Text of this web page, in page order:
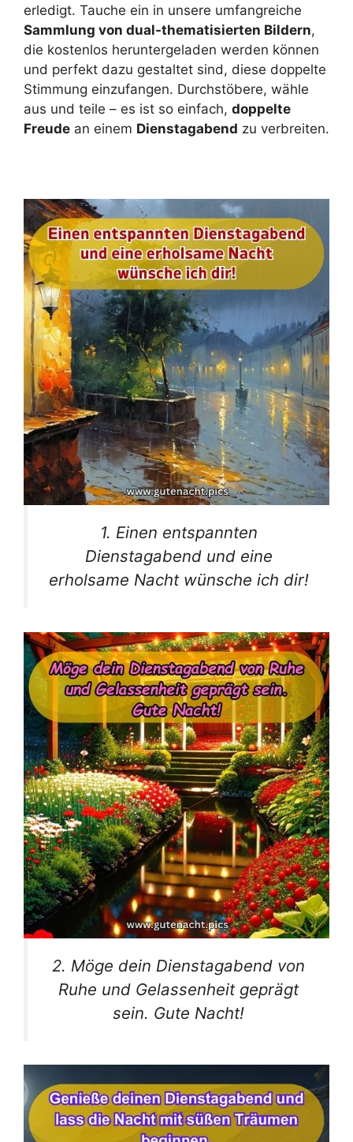
erledigt. Tauche ein in unsere umfangreiche
Sammlung von dual-thematisierten Bildern,
die kostenlos heruntergeladen werden können
und perfekt dazu gestaltet sind, diese doppelte
Stimmung einzufangen. Durchstöbere, wähle
aus und teile – es ist so einfach, doppelte
Freude an einem Dienstagabend zu verbreiten.
1. Einen entspannten
Dienstagabend und eine
erholsame Nacht wünsche ich dir!
2. Möge dein Dienstagabend von
Ruhe und Gelassenheit geprägt
sein. Gute Nacht!